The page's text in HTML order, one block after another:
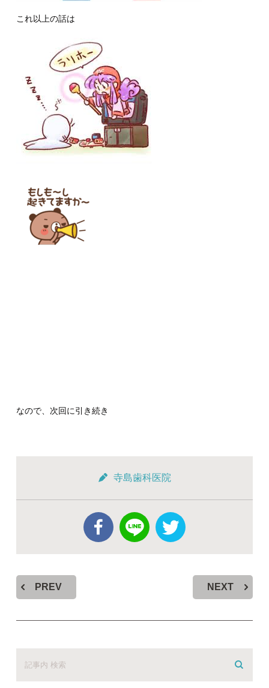
これ以上の話は
なので、次回に引き続き
寺島歯科医院
PREV NEXT